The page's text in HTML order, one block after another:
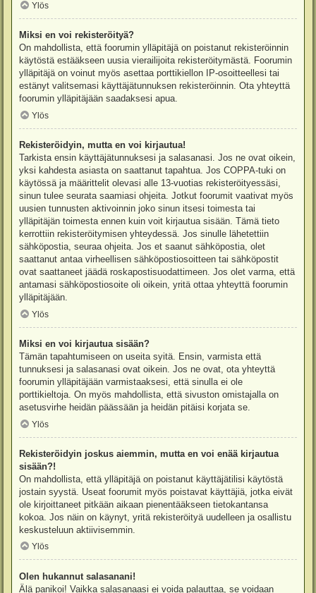
Ylös
Miksi en voi rekisteröityä?
On mahdollista, että foorumin ylläpitäjä on poistanut rekisteröinnin
käytöstä estääkseen uusia vierailijoita rekisteröitymästä. Foorumin
ylläpitäjä on voinut myös asettaa porttikiellon IP-osoitteellesi tai
estänyt valitsemasi käyttäjätunnuksen rekisteröinnin. Ota yhteyttä
foorumin ylläpitäjään saadaksesi apua.
Ylös
Rekisteröidyin, mutta en voi kirjautua!
Tarkista ensin käyttäjätunnuksesi ja salasanasi. Jos ne ovat oikein,
yksi kahdesta asiasta on saattanut tapahtua. Jos COPPA-tuki on
käytössä ja määrittelit olevasi alle 13-vuotias rekisteröityessäsi,
sinun tulee seurata saamiasi ohjeita. Jotkut foorumit vaativat myös
uusien tunnusten aktivoinnin joko sinun itsesi toimesta tai
ylläpitäjän toimesta ennen kuin voit kirjautua sisään. Tämä tieto
kerrottiin rekisteröitymisen yhteydessä. Jos sinulle lähetettiin
sähköpostia, seuraa ohjeita. Jos et saanut sähköpostia, olet
saattanut antaa virheellisen sähköpostiosoitteen tai sähköpostit
ovat saattaneet jäädä roskapostisuodattimeen. Jos olet varma, että
antamasi sähköpostiosoite oli oikein, yritä ottaa yhteyttä foorumin
ylläpitäjään.
Ylös
Miksi en voi kirjautua sisään?
Tämän tapahtumiseen on useita syitä. Ensin, varmista että
tunnuksesi ja salasanasi ovat oikein. Jos ne ovat, ota yhteyttä
foorumin ylläpitäjään varmistaaksesi, että sinulla ei ole
porttikieltoja. On myös mahdollista, että sivuston omistajalla on
asetusvirhe heidän päässään ja heidän pitäisi korjata se.
Ylös
Rekisteröidyin joskus aiemmin, mutta en voi enää kirjautua
sisään?!
On mahdollista, että ylläpitäjä on poistanut käyttäjätilisi käytöstä
jostain syystä. Useat foorumit myös poistavat käyttäjiä, jotka eivät
ole kirjoittaneet pitkään aikaan pienentääkseen tietokantansa
kokoa. Jos näin on käynyt, yritä rekisteröityä uudelleen ja osallistu
keskusteluun aktiivisemmin.
Ylös
Olen hukannut salasanani!
Älä panikoi! Vaikka salasanaasi ei voida palauttaa, se voidaan